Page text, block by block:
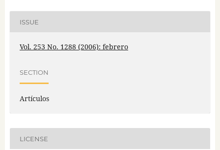
ISSUE
Vol. 253 No. 1288 (2006): febrero
SECTION
Artículos
LICENSE